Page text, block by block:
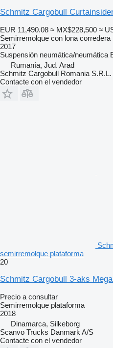
Schmitz Cargobull
EUR 11,490.08 ≈ MX$228,500 ≈
Semirremolque con lona corredera
2017
Suspensión neumática/neumática
Rumanía, Jud. Arad
Schmitz Cargobull Romania S.R.L.
Contacte con el vendedor
semirremolque plataforma
20
Schmitz Cargobull 3-aks
Precio a consultar
Semirremolque plataforma
2018
Dinamarca, Silkeborg
Scanvo Trucks Danmark A/S
Contacte con el vendedor